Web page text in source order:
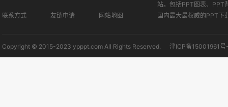
联系方式 友链申请 网站地图
站。包括PPT图表、PPT
国内最大最权威的PPT下
Copyright © 2015-2023 ypppt.com All Rights Reserved. 津ICP备15001961号